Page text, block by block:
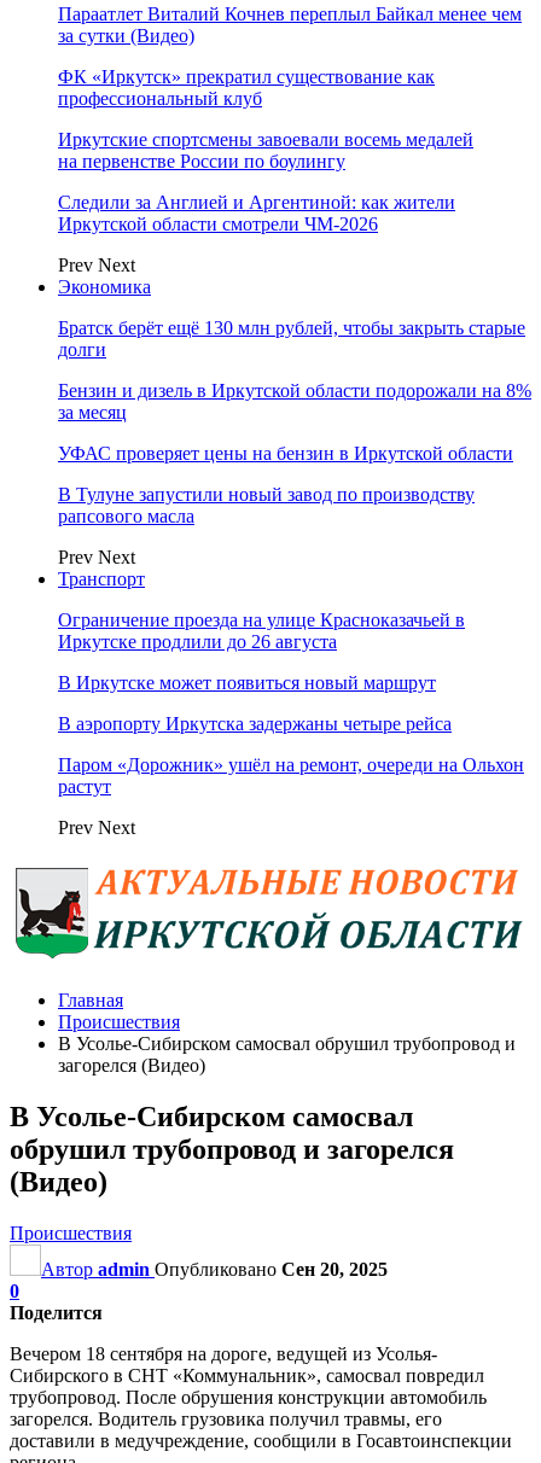
Параатлет Виталий Кочнев переплыл Байкал менее чем
за сутки (Видео)
ФК «Иркутск» прекратил существование как
профессиональный клуб
Иркутские спортсмены завоевали восемь медалей
на первенстве России по боулингу
Следили за Англией и Аргентиной: как жители
Иркутской области смотрели ЧМ-2026
Prev Next
Экономика
Братск берёт ещё 130 млн рублей, чтобы закрыть старые
долги
Бензин и дизель в Иркутской области подорожали на 8%
за месяц
УФАС проверяет цены на бензин в Иркутской области
В Тулуне запустили новый завод по производству
рапсового масла
Prev Next
Транспорт
Ограничение проезда на улице Красноказачьей в
Иркутске продлили до 26 августа
В Иркутске может появиться новый маршрут
В аэропорту Иркутска задержаны четыре рейса
Паром «Дорожник» ушёл на ремонт, очереди на Ольхон
растут
Prev Next
Главная
Происшествия
В Усолье-Сибирском самосвал обрушил трубопровод и
загорелся (Видео)
В Усолье-Сибирском самосвал
обрушил трубопровод и загорелся
(Видео)
Происшествия
Автор admin Опубликовано Сен 20, 2025
0
Поделится
Вечером 18 сентября на дороге, ведущей из Усолья-
Сибирского в СНТ «Коммунальник», самосвал повредил
трубопровод. После обрушения конструкции автомобиль
загорелся. Водитель грузовика получил травмы, его
доставили в медучреждение, сообщили в Госавтоинспекции